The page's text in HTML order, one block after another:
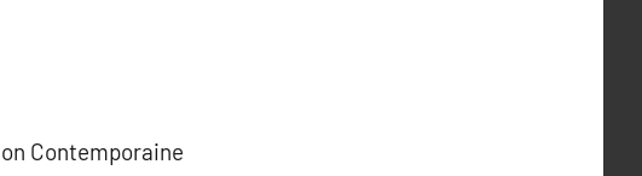
Contemporaine